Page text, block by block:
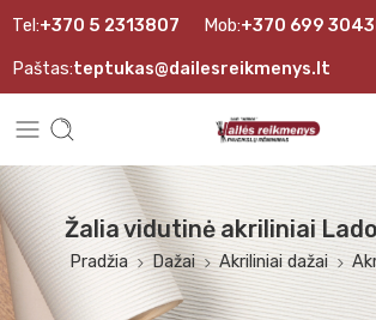
Tel:+370 5 2313807 Mob:+370 699
Paštas:teptukas@dailesreikmenys.lt
Žalia vidutinė akriliniai
Pradžia Dažai Akriliniai dažai